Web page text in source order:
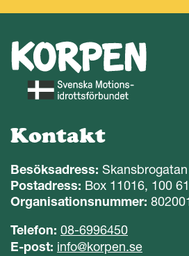
Kontakt
Besöksadress:
Postadress: Box 11016, 100
Organisationsnummer:
Telefon: 08-6996450
E-post: info@korpen.se